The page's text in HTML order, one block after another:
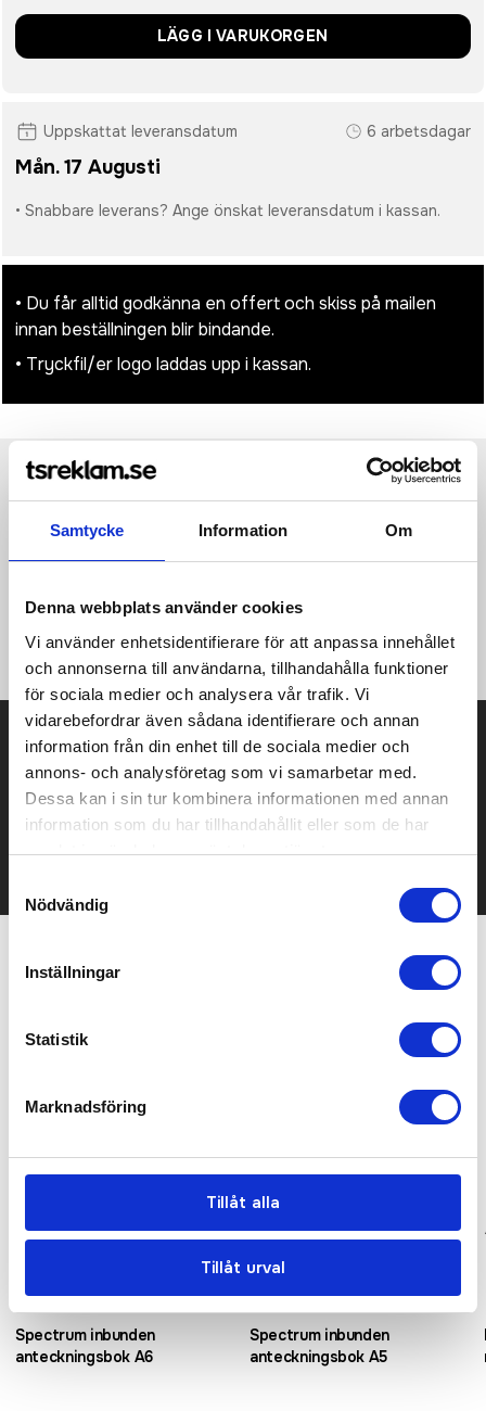
Samtycke Information Om
Denna webbplats använder cookies
Vi använder enhetsidentifierare för att anpassa innehållet
och annonserna till användarna, tillhandahålla funktioner
för sociala medier och analysera vår trafik. Vi
vidarebefordrar även sådana identifierare och annan
information från din enhet till de sociala medier och
annons- och analysföretag som vi samarbetar med.
Dessa kan i sin tur kombinera informationen med annan
information som du har tillhandahållit eller som de har
samlat in när du har använt deras tjänster.
Nödvändig
Inställningar
Statistik
Marknadsföring
Tillåt alla
Tillåt urval
LÄGG I VARUKORGEN
Uppskattat leveransdatum 6 arbetsdagar
Mån. 17 Augusti
• Snabbare leverans? Ange önskat leveransdatum i kassan.
• Du får alltid godkänna en offert och skiss på mailen
innan beställningen blir bindande.
• Tryckfil/er logo laddas upp i kassan.
anteckningar. Innehåller 64 70 gsm elfenbensfärgade linjerade
sidor. De sista 16 arken är löstagbara. Antal kvantitet är 1
styck.
Prisuppgift på mailen?
Kontakta oss här för att få förslag på produkt och pris över
mailen.
Det går också utmärkt att bara ställa frågor!
Relaterade produkter
Spectrum inbunden
anteckningsbok A6
Spectrum inbunden
anteckningsbok A5